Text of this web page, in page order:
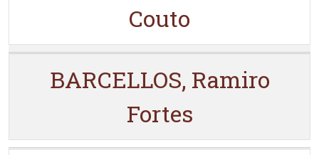
Couto
BARCELLOS, Ramiro
Fortes